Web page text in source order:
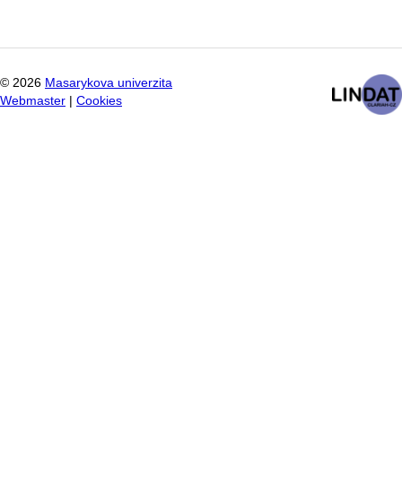
© 2026 Masarykova univerzita
Webmaster
Cookies